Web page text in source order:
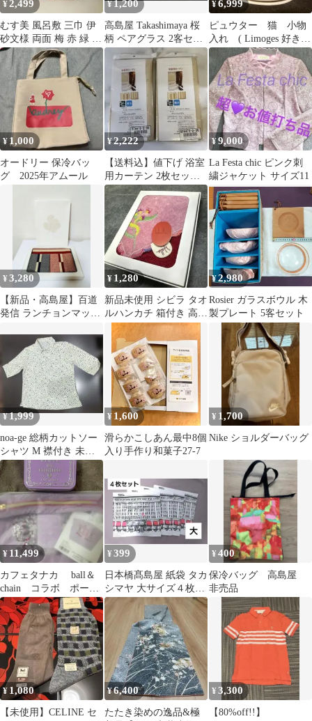
¥2,499
むす美 風呂敷 三巾 伊
砂文様 両面 梅 赤 緑 ア
カ グリーン 104cm
¥1,200
高島屋 Takashimaya 桜
柄 ペアグラス 2客セッ
ト ガラス
¥6,999
ピュウター 猫 小物
入れ ( Limoges 好きさ
んオススメ)
¥ 1,000
オードリー 保冷バッ
グ 2025年アムール
¥2,222
【送料込】値下げ 浴室
用カーテン 2枚セット 1
級遮光 撥水 145×100
¥9,000
La Festa chic ピンク刺
繍ジャケット サイズ11
¥3,280
【新品・高島屋】百道
発信 ランチョンマット
ト 日本製 和食
¥ 1,280
新品未使用 シビラ タオ
ルハンカチ 箱付き 高級
刺繍 高島屋
¥2,980
Rosier ガラスボウル 木
製プレート 5客セット
¥1,999
noa-ge 総柄カットソー
シャツ M 襟付き 未使
用 高島屋購入
¥ 1,600
滑らかこしあん最中8個
入り手作り和菓子27-7
¥ 1,700
Nike ショルダーバッグ
¥ 11,499
カフェタナカ ball＆
chain コラボ ポー
チ ミニョン・サレ&
シュクレ
¥399
日本橋髙島屋 紙袋 タカ
シマヤ 大サイズ４枚セ
ット
¥400
保冷バッグ 高島屋
非売品
¥ 1,080
【未使用】CELINE セ
¥6,400
たたき染めの逸品&極
¥3,300
【80%off!!】